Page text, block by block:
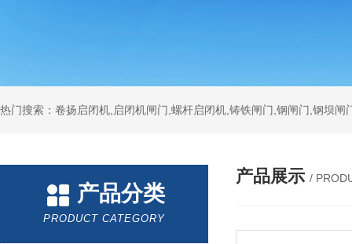
热门搜索：卷扬启闭机,启闭机闸门,螺杆启闭机,铸铁闸门,钢闸门,钢坝
产品分类
PRODUCT CATEGORY
产品展示 /